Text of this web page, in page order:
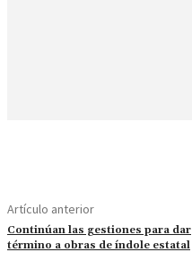
Artículo anterior
Continúan las gestiones para dar
término a obras de índole estatal